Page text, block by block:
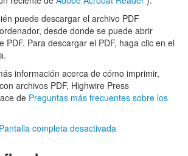
puede descargar el archivo PDF
desde donde se puede abrir
PDF. Para descargar el PDF, haga clic en el
información acerca de cómo imprimir,
archivos PDF, Highwire Press
de Preguntas más frecuentes sobre los
Pantalla completa desactivada